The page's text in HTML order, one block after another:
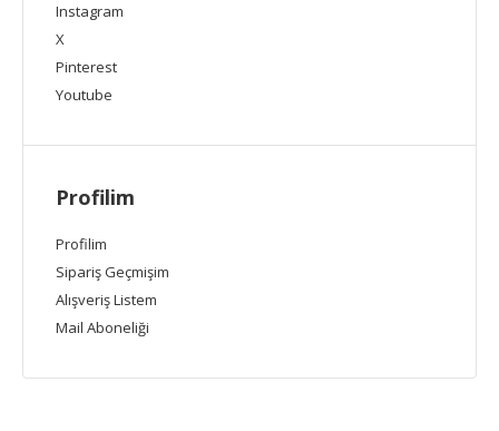
Instagram
X
Pinterest
Youtube
Profilim
Profilim
Sipariş Geçmişim
Alışveriş Listem
Mail Aboneliği